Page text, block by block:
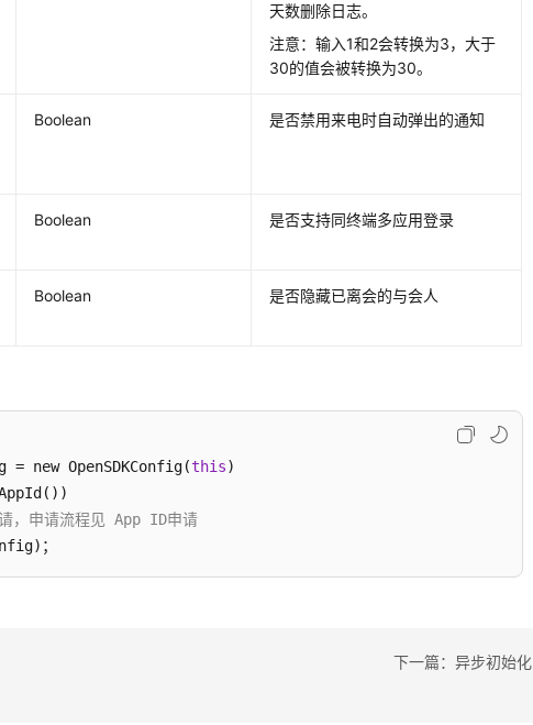
天数删除日志。
注意：输入1和2会转换为3，大于
30的值会被转换为30。
Boolean 是否禁用来电时自动弹出的通知
Boolean 是否支持同终端多应用登录
Boolean 是否隐藏已离会的与会人
= new OpenSDKConfig(this)
，申请流程见 App ID申请
；
下一篇：异步初始化